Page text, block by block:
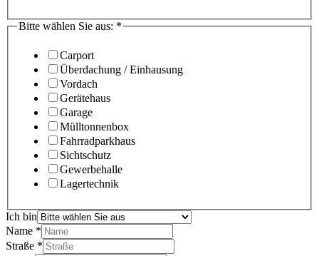
Bitte wählen Sie aus: *
Carport
Überdachung / Einhausung
Vordach
Gerätehaus
Garage
Mülltonnenbox
Fahrradparkhaus
Sichtschutz
Gewerbehalle
Lagertechnik
Ich bin
Name *
Straße *